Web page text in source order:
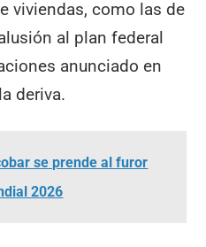
viviendas, como las de
al plan federal
anunciado en
deriva.
se prende al furor
2026